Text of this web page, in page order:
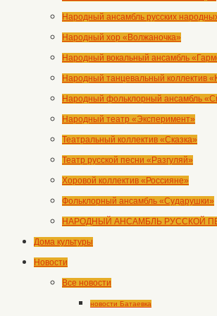
Народный ансамбль русских
Народный хор «Волжаночка»
Народный вокальный ансамбль
Народный танцевальный коллектив
Народный фольклорный ансамбль
Народный театр «Эксперимент»
Театральный коллектив «Сказка»
Театр русской песни «Разгуляй»
Хоровой коллектив «Россияне»
Фольклорный ансамбль «Сударушки»
НАРОДНЫЙ АНСАМБЛЬ РУССКОЙ
Дома культуры
Новости
Все новости
новости Батаевка